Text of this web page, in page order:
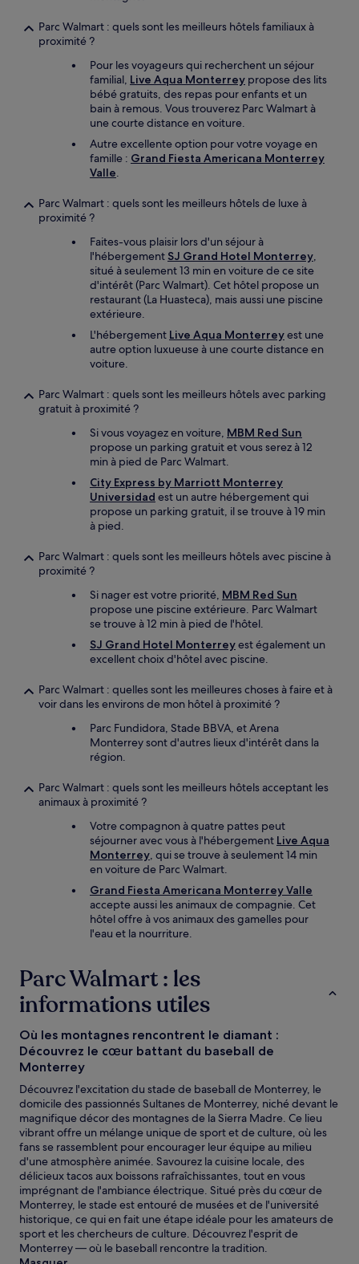
Parc Walmart : quels sont les meilleurs hôtels familiaux à
proximité ?
Pour les voyageurs qui recherchent un séjour
familial, Live Aqua Monterrey propose des lits
bébé gratuits, des repas pour enfants et un
bain à remous. Vous trouverez Parc Walmart à
une courte distance en voiture.
Autre excellente option pour votre voyage en
famille : Grand Fiesta Americana Monterrey
Valle.
Parc Walmart : quels sont les meilleurs hôtels de luxe à
proximité ?
Faites-vous plaisir lors d'un séjour à
l'hébergement SJ Grand Hotel Monterrey,
situé à seulement 13 min en voiture de ce site
d'intérêt (Parc Walmart). Cet hôtel propose un
restaurant (La Huasteca), mais aussi une piscine
extérieure.
L'hébergement Live Aqua Monterreyest une
autre option luxueuse à une courte distance en
voiture.
Parc Walmart : quels sont les meilleurs hôtels avec parking
gratuit à proximité ?
Si vous voyagez en voiture, MBM Red Sun
propose un parking gratuit et vous serez à 12
min à pied de Parc Walmart.
City Express by Marriott Monterrey
Universidad est un autre hébergement qui
propose un parking gratuit, il se trouve à 19 min
à pied.
Parc Walmart : quels sont les meilleurs hôtels avec piscine à
proximité ?
Si nager est votre priorité, MBM Red Sun
propose une piscine extérieure. Parc Walmart
se trouve à 12 min à pied de l'hôtel.
SJ Grand Hotel Monterreyest également un
excellent choix d'hôtel avec piscine.
Parc Walmart : quelles sont les meilleures choses à faire et à
voir dans les environs de mon hôtel à proximité ?
Parc Fundidora, Stade BBVA, et Arena
Monterrey sont d'autres lieux d'intérêt dans la
région.
Parc Walmart : quels sont les meilleurs hôtels acceptant les
animaux à proximité ?
Votre compagnon à quatre pattes peut
séjourner avec vous à l'hébergement Live Aqua
Monterrey, qui se trouve à seulement 14 min
en voiture de Parc Walmart.
Grand Fiesta Americana Monterrey Valle
accepte aussi les animaux de compagnie. Cet
hôtel offre à vos animaux des gamelles pour
l'eau et la nourriture.
Parc Walmart : les
informations utiles
Où les montagnes rencontrent le diamant :
Découvrez le cœur battant du baseball de
Monterrey
Découvrez l'excitation du stade de baseball de Monterrey, le
domicile des passionnés Sultanes de Monterrey, niché devant le
magnifique décor des montagnes de la Sierra Madre. Ce lieu
vibrant offre un mélange unique de sport et de culture, où les
fans se rassemblent pour encourager leur équipe au milieu
d'une atmosphère animée. Savourez la cuisine locale, des
délicieux tacos aux boissons rafraîchissantes, tout en vous
imprégnant de l'ambiance électrique. Situé près du cœur de
Monterrey, le stade est entouré de musées et de l'université
historique, ce qui en fait une étape idéale pour les amateurs de
sport et les chercheurs de culture. Découvrez l'esprit de
Monterrey — où le baseball rencontre la tradition.